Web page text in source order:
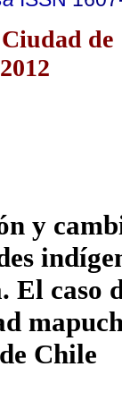
de
y
El caso
de Chile